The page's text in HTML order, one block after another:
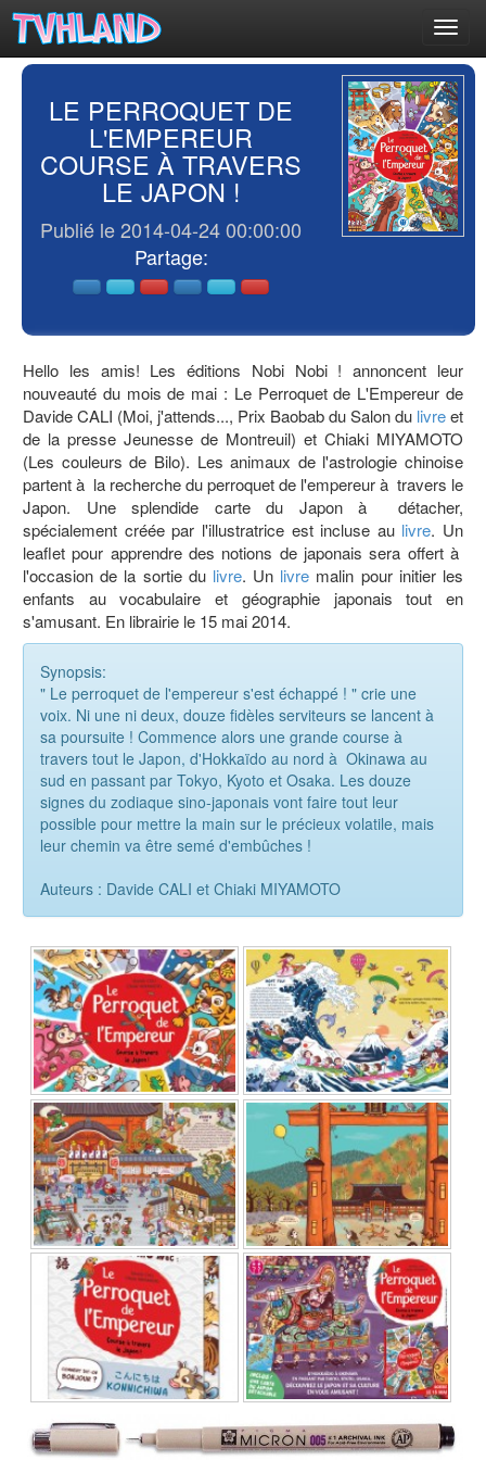
LE PERROQUET DE
L'EMPEREUR
COURSE À TRAVERS
LE JAPON !
Publié le 2014-04-24 00:00:00
Partage:
Hello les amis! Les éditions Nobi Nobi ! annoncent leur
nouveauté du mois de mai : Le Perroquet de L'Empereur de
Davide CALI (Moi, j'attends..., Prix Baobab du Salon du livreet
de la presse Jeunesse de Montreuil) et Chiaki MIYAMOTO
(Les couleurs de Bilo). Les animaux de l'astrologie chinoise
partent à la recherche du perroquet de l'empereur à travers le
Japon. Une splendide carte du Japon à détacher,
spécialement créée par l'illustratrice est incluse au livre. Un
leaflet pour apprendre des notions de japonais sera offert à
l'occasion de la sortie du livre. Un livre malin pour initier les
enfants au vocabulaire et géographie japonais tout en
s'amusant. En librairie le 15 mai 2014.
Synopsis:
" Le perroquet de l'empereur s'est échappé ! " crie une
voix. Ni une ni deux, douze fidèles serviteurs se lancent à
sa poursuite ! Commence alors une grande course à
travers tout le Japon, d'Hokkaïdo au nord à Okinawa au
sud en passant par Tokyo, Kyoto et Osaka. Les douze
signes du zodiaque sino-japonais vont faire tout leur
possible pour mettre la main sur le précieux volatile, mais
leur chemin va être semé d'embûches !
Auteurs : Davide CALI et Chiaki MIYAMOTO